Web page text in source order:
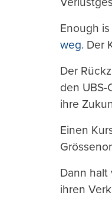
Enough
weg. Der
Der
den
ihre
Einen
Dann halt
ihren